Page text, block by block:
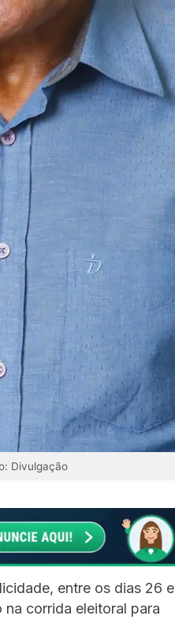
Divulgação
entre os dias 26 e
corrida eleitoral para